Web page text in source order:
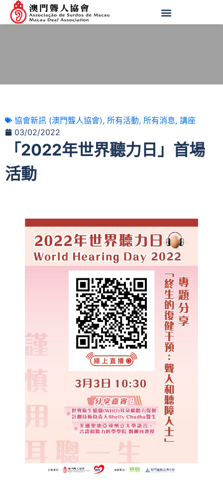
協會新訊 (澳門聾人協會), 所有活動, 所有消息, 講座
03/02/2022
「2022年世界聽力日」首場
活動